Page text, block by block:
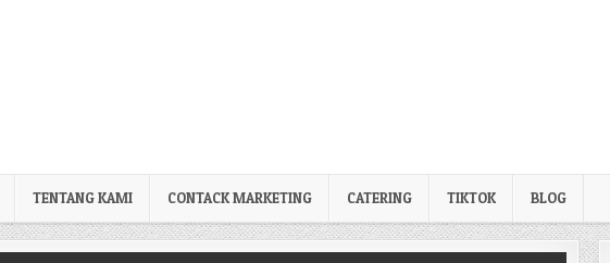
TENTANG KAMI CONTACK MARKETING CATERING TIKTOK BLOG